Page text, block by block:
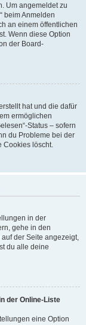
Um angemeldet zu
beim Anmelden
an einem öffentlichen
Wenn diese Option
der Board-
hat und die dafür
ermöglichen
Status – sofern
du Probleme bei der
Cookies löscht.
in der
gehe in den
der Seite angezeigt,
du alle deine
der Online-Liste
eine Option